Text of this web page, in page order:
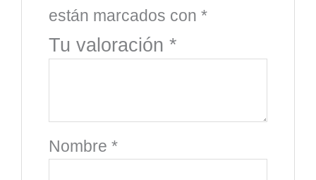
están marcados con*
Tu valoración*
Nombre*